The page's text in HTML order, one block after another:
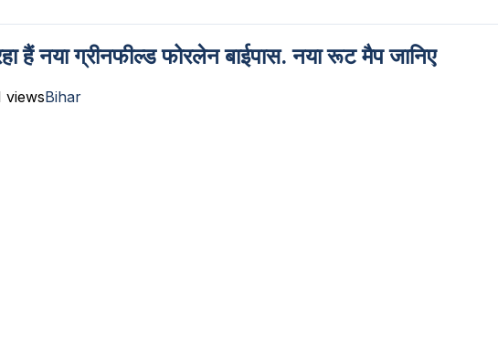
हैं नया ग्रीनफील्ड फोरलेन बाईपास. नया रूट मैप जानिए
viewsBihar